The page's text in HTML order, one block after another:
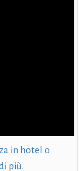
in hotel o
più.